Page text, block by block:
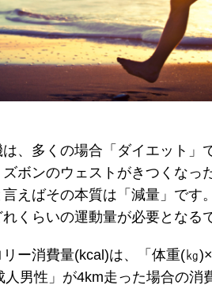
、多くの場合「ダイエット」
ボンのウェストがきつくなっ
えばその本質は「減量」です
くらいの運動量が必要となる
ー消費量(kcal)は、「体重(㎏
男性」が4km走った場合の消